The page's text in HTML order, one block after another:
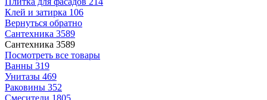
Клей и затирка 106
Вернуться обратно
Сантехника 3589
Сантехника 3589
Посмотреть все товары
Ванны 319
Унитазы 469
Раковины 352
Смесители 1805